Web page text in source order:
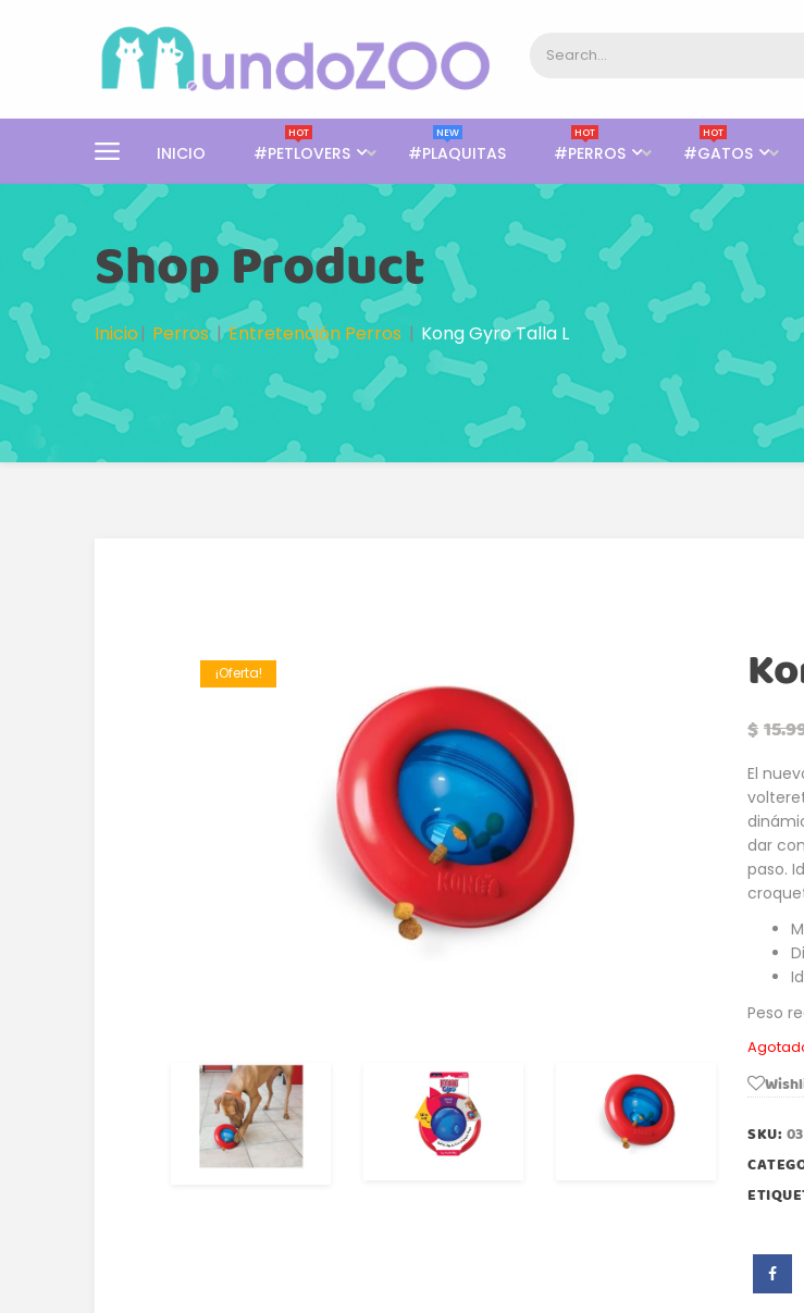
INICIO #PETLOVERS
HOT
#PLAQUITAS
NEW
#PERROS
HOT
#GATOS
HOT
Shop Product
Inicio Perros Entretención Perros Kong Gyro Talla L
¡Oferta!
$
El
dar
paso.
Peso
SKU: